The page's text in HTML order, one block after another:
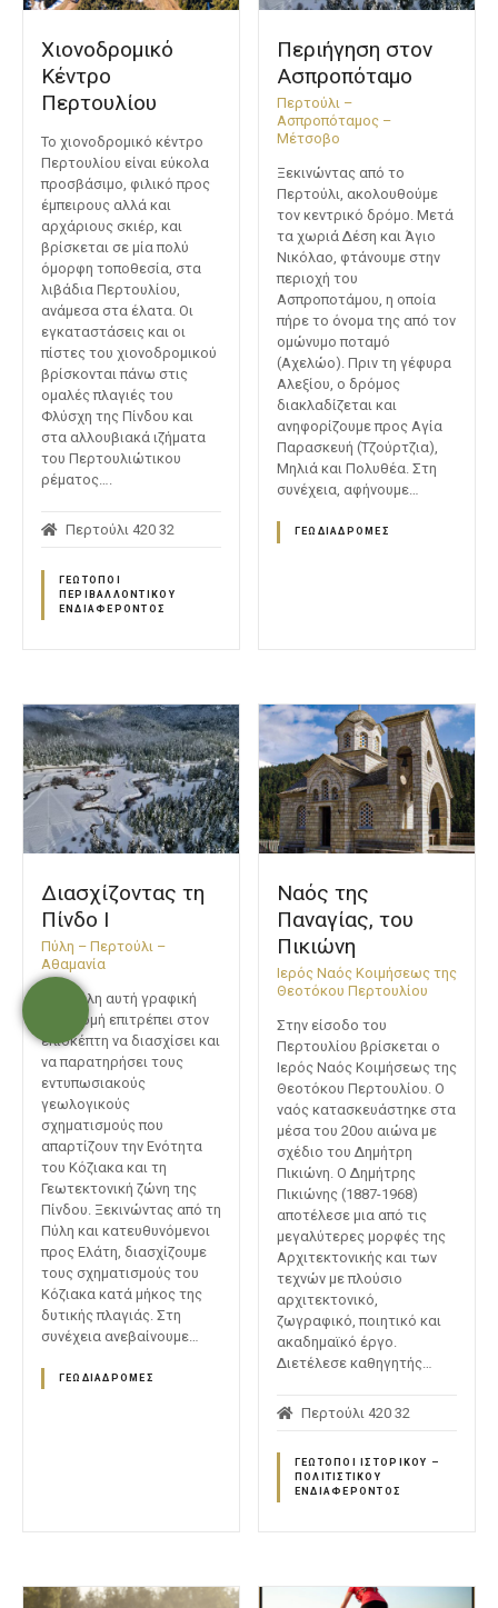
Χιονοδρομικό
Κέντρο
Περτουλίου
Το χιονοδρομικό κέντρο
Περτουλίου είναι εύκολα
προσβάσιμο, φιλικό προς
έμπειρους αλλά και
αρχάριους σκιέρ, και
βρίσκεται σε μία πολύ
όμορφη τοποθεσία, στα
λιβάδια Περτουλίου,
ανάμεσα στα έλατα. Οι
εγκαταστάσεις και οι
πίστες του χιονοδρομικού
βρίσκονται πάνω στις
ομαλές πλαγιές του
Φλύσχη της Πίνδου και
στα αλλουβιακά ιζήματα
του Περτουλιώτικου
ρέματος….
Περτούλι 420 32
ΓΕΏΤΟΠΟΙ
ΠΕΡΙΒΑΛΛΟΝΤΙΚΟΎ
ΕΝΔΙΑΦΈΡΟΝΤΟΣ
Περιήγηση στον
Ασπροπόταμο
Περτούλι –
Ασπροπόταμος –
Μέτσοβο
Ξεκινώντας από το
Περτούλι, ακολουθούμε
τον κεντρικό δρόμο. Μετά
τα χωριά Δέση και Άγιο
Νικόλαο, φτάνουμε στην
περιοχή του
Ασπροποτάμου, η οποία
πήρε το όνομα της από τον
ομώνυμο ποταμό
(Αχελώο). Πριν τη γέφυρα
Αλεξίου, ο δρόμος
διακλαδίζεται και
ανηφορίζουμε προς Αγία
Παρασκευή (Τζούρτζια),
Μηλιά και Πολυθέα. Στη
συνέχεια, αφήνουμε…
ΓΕΩΔΙΑΔΡΟΜΈΣ
Διασχίζοντας τη
Πίνδο Ι
Πύλη – Περτούλι –
Αθαμανία
Η μεγάλη αυτή γραφική
διαδρομή επιτρέπει στον
επισκέπτη να διασχίσει και
να παρατηρήσει τους
εντυπωσιακούς
γεωλογικούς
σχηματισμούς που
απαρτίζουν την Ενότητα
του Κόζιακα και τη
Γεωτεκτονική ζώνη της
Πίνδου. Ξεκινώντας από τη
Πύλη και κατευθυνόμενοι
προς Ελάτη, διασχίζουμε
τους σχηματισμούς του
Κόζιακα κατά μήκος της
δυτικής πλαγιάς. Στη
συνέχεια ανεβαίνουμε…
ΓΕΩΔΙΑΔΡΟΜΈΣ
Ναός της
Παναγίας, του
Πικιώνη
Ιερός Ναός Κοιμήσεως της
Θεοτόκου Περτουλίου
Στην είσοδο του
Περτουλίου βρίσκεται ο
Ιερός Ναός Κοιμήσεως της
Θεοτόκου Περτουλίου. Ο
ναός κατασκευάστηκε στα
μέσα του 20ου αιώνα με
σχέδιο του Δημήτρη
Πικιώνη. Ο Δημήτρης
Πικιώνης (1887-1968)
αποτέλεσε μια από τις
μεγαλύτερες μορφές της
Αρχιτεκτονικής και των
τεχνών με πλούσιο
αρχιτεκτονικό,
ζωγραφικό, ποιητικό και
ακαδημαϊκό έργο.
Διετέλεσε καθηγητής…
Περτούλι 420 32
ΓΕΏΤΟΠΟΙ ΙΣΤΟΡΙΚΟΎ –
ΠΟΛΙΤΙΣΤΙΚΟΎ
ΕΝΔΙΑΦΈΡΟΝΤΟΣ